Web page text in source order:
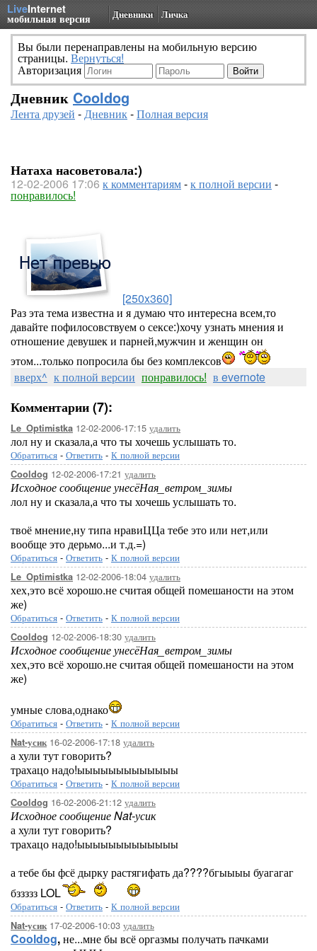
LiveInternet
мобильная версия Дневники Личка
Вы были перенаправлены на мобильную версию
страницы. Вернуться!
Авторизация
Дневник Cooldog
Лента друзей -Дневник-Полная версия
Натаха насоветовала:)
12-02-2006 17:06 к комментариям-к полной версии -
понравилось!
[250x360]
Раз эта тема известна и я думаю что интересна всем,то
давайте пофилосовствуем о сексе:)хочу узнать мнения и
отношение девушек и парней,мужчин и женщин он
этом...только попросила бы без комплексов
вверх^ к полной версии понравилось! в evernote
Комментарии (7):
Le_Optimistka 12-02-2006-17:15 удалить
лол ну и сказала,а что ты хочешь услышать то.
Обратиться - Ответить - К полной версии
Cooldog 12-02-2006-17:21 удалить
Исходное сообщение унесёНая_ветром_зимы
лол ну и сказала,а что ты хочешь услышать то.
твоё мнение,ну типа нравиЦЦа тебе это или нет,или
вообще это дерьмо...и т.д.=)
Обратиться - Ответить - К полной версии
Le_Optimistka 12-02-2006-18:04 удалить
хех,это всё хорошо.не считая общей помешаности на этом
же)
Обратиться - Ответить - К полной версии
Cooldog 12-02-2006-18:30 удалить
Исходное сообщение унесёНая_ветром_зимы
хех,это всё хорошо.не считая общей помешаности на этом
же)
умные слова,однако
Обратиться - Ответить - К полной версии
Nat-усик16-02-2006-17:18 удалить
а хули тут говорить?
трахацо надо!ыыыыыыыыыыыыы
Обратиться - Ответить - К полной версии
Cooldog 16-02-2006-21:12 удалить
Исходное сообщение Nat-усик
а хули тут говорить?
трахацо надо!ыыыыыыыыыыыыы
а тебе бы фсё дырку растягифать да????бгыыыы буагагаг
бззззз LOL
Обратиться - Ответить - К полной версии
Nat-усик17-02-2006-10:03 удалить
Cooldog,не...мне бы всё оргазмы получать пачками